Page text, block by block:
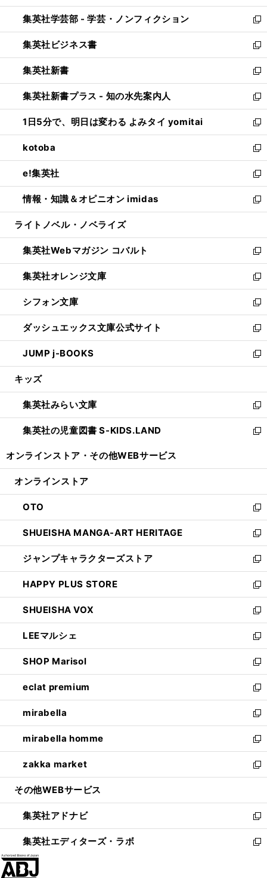
開
く
ウ
で
開
く
ン
ド
ウ
で
開
く
ウ
ィ
ン
ド
ウ
で
開
く
集英社学芸部 - 学芸・ノンフィクション
新
し
い
ウ
ィ
ン
ド
ウ
で
開
く
集英社ビジネス書
新
し
い
ウ
ィ
ン
ド
ウ
で
開
く
集英社新書
新
し
い
ウ
ィ
ン
ド
ウ
で
開
く
集英社新書プラス - 知の水先案内人
新
し
い
ウ
ィ
ン
ド
ウ
で
開
1日5分で、明日は変わる よみタイ yomitai
新
し
い
ウ
ィ
ン
ド
ウ
開
く
kotoba
新
し
い
ウ
ィ
ン
ウ
で
開
く
e!集英社
新
し
い
ウ
ン
ド
ウ
で
開
く
情報・知識＆オピニオン imidas
新
し
ウ
ィ
ン
ド
ウ
で
開
く
ライトノベル・ノベライズ
集英社Webマガジン コバルト
新
し
い
ウ
ィ
ン
ド
ウ
で
開
集英社オレンジ文庫
新
し
い
ウ
ィ
ン
ド
ウ
開
く
シフォン文庫
新
し
い
ウ
ィ
ン
ウ
で
開
く
ダッシュエックス文庫公式サイト
新
し
い
ウ
ン
ド
ウ
で
JUMP j-BOOKS
新
し
ウ
ィ
ン
ド
開
キッズ
集英社みらい文庫
新
し
い
ン
ウ
で
開
く
集英社の児童図書 S-KIDS.LAND
新
ウ
ン
ド
ウ
で
開
く
オンラインストア・ その他WEBサービス
オンラインストア
OTO
新
し
い
ウ
ィ
ン
ド
ウ
で
開
く
SHUEISHA MANGA-ART HERITAGE
新
し
い
ウ
ィ
ン
ド
ウ
で
開
く
ジャンプキャラクターズストア
新
し
い
ウ
ィ
ン
ド
ウ
で
開
く
HAPPY PLUS STORE
新
し
い
ウ
ィ
ン
ド
ウ
で
開
く
SHUEISHA VOX
新
し
い
ウ
ィ
ン
ド
ウ
で
開
く
LEEマルシェ
新
し
い
ウ
ィ
ン
ド
ウ
で
開
く
SHOP Marisol
新
し
い
ウ
ィ
ン
ド
ウ
で
開
eclat premium
新
し
い
ウ
ィ
ン
ド
ウ
開
く
mirabella
新
し
い
ウ
ィ
ン
ウ
で
開
く
mirabella homme
新
し
い
ウ
ン
ド
ウ
で
zakka market
新
し
ウ
ィ
ン
ド
その他WEBサービス
集英社アドナビ
新
し
い
集英社エディターズ・ラボ
新